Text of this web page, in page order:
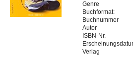
Genre
Buchformat:
Buchnummer
Autor
ISBN-Nr.
Verlag